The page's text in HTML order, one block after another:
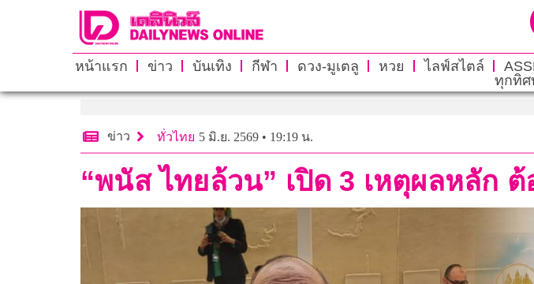
หน้าแรก ข่าว บันเทิง กีฬา ดวง-มูเตลู หวย ไลฟ์สไตล์
ทุกทิศ
ข่าว ทั่วไทย 5 มิ.ย. 2569 • 19:19 น.
“พนัส ไทยล้วน” เปิด 3 เหตุผลหลัก